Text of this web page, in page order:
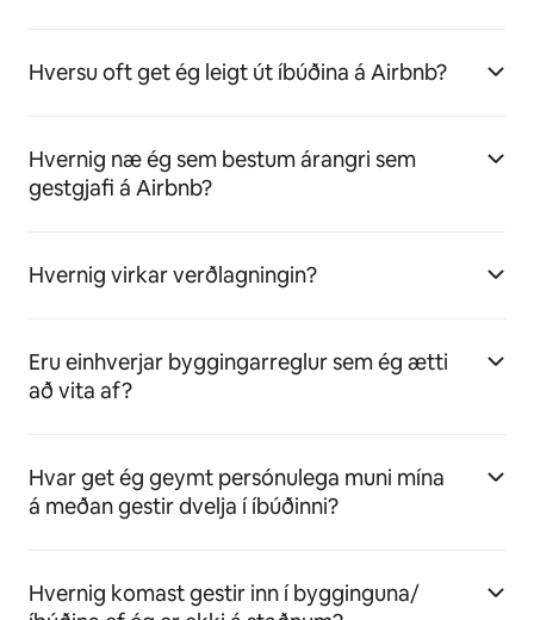
Hversu oft get ég leigt út íbúðina á Airbnb?
Hvernig næ ég sem bestum árangri sem
gestgjafi á Airbnb?
Hvernig virkar verðlagningin?
Eru einhverjar byggingarreglur sem ég ætti
að vita af?
Hvar get ég geymt persónulega muni mína
á meðan gestir dvelja í íbúðinni?
Hvernig komast gestir inn í bygginguna/